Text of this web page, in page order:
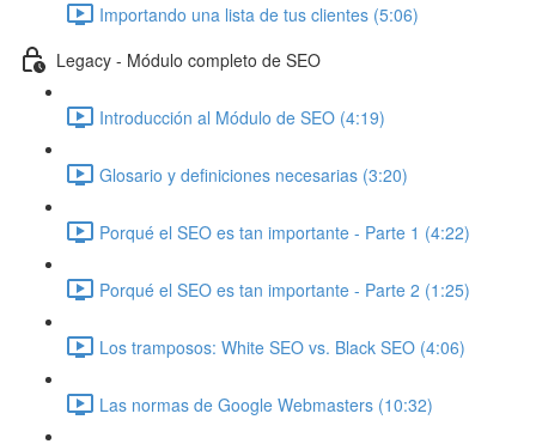
Importando una lista de tus clientes (5:06)
Legacy - Módulo completo de SEO
Introducción al Módulo de SEO (4:19)
Glosario y definiciones necesarias (3:20)
Porqué el SEO es tan importante - Parte 1 (4:22)
Porqué el SEO es tan importante - Parte 2 (1:25)
Los tramposos: White SEO vs. Black SEO (4:06)
Las normas de Google Webmasters (10:32)